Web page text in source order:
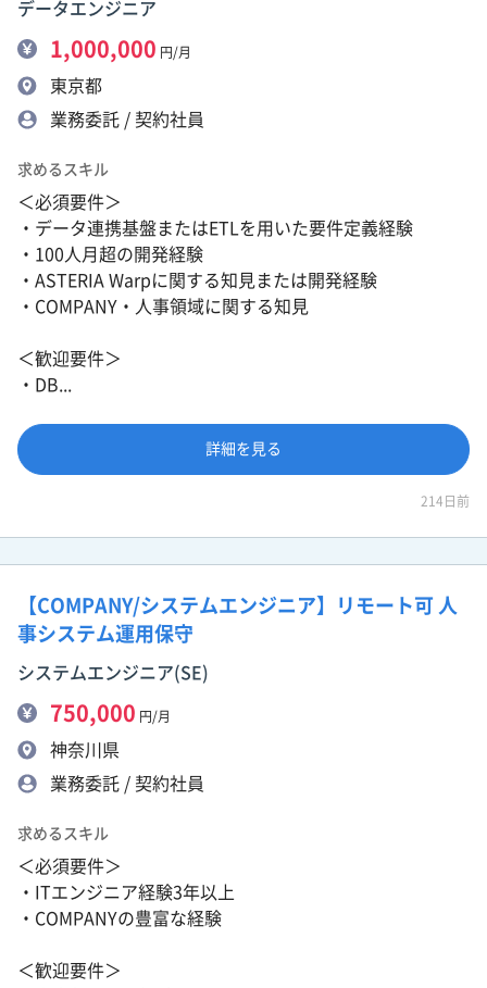
データエンジニア
1,000,000 円/月
東京都
業務委託 / 契約社員
求めるスキル
＜必須要件＞
・データ連携基盤またはETLを用いた要件定義経験
・100人月超の開発経験
・ASTERIA Warpに関する知見または開発経験
・COMPANY・人事領域に関する知見
＜歓迎要件＞
・DB...
詳細を見る
214日前
【COMPANY/システムエンジニア】リモート可 人
事システム運用保守
システムエンジニア(SE)
750,000 円/月
神奈川県
業務委託 / 契約社員
求めるスキル
＜必須要件＞
・ITエンジニア経験3年以上
・COMPANYの豊富な経験
＜歓迎要件＞